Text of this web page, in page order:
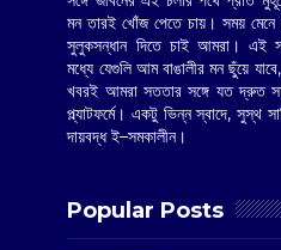
মন তারই খোঁজ পেতে চায়। সময় মেনে
সুলুকসন্ধান দিতে চাই আমরা। এই
মধ্যে যেগুলি আম বাঙালীর মন ছুঁয়ে
খবরই আমরা সততার সঙ্গে যত দ্রুত
প্ল্যাটফর্মে। একটু ভিন্ন স্বাদে, সুস্থ
দায়বদ্ধ ই–সমকালীন।
Popular Posts